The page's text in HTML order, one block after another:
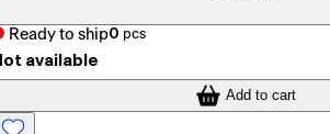
Ready to ship0 pcs
available
Add to cart